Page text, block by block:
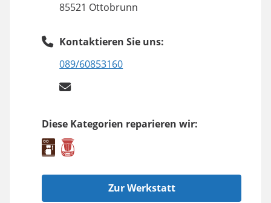
85521 Ottobrunn
Kontaktieren Sie uns:
089/60853160
Diese Kategorien reparieren wir:
Zur Werkstatt